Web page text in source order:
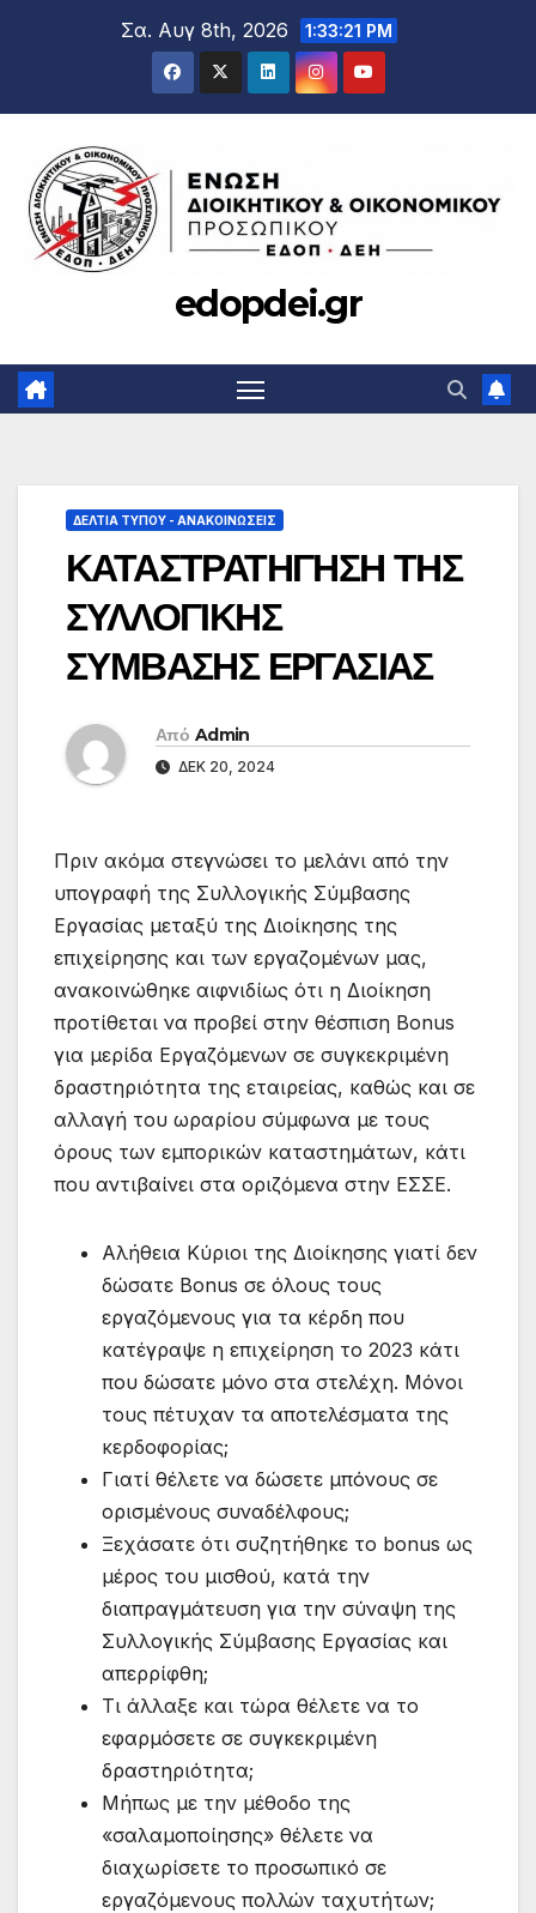
Σα. Αυγ 8th, 2026 1:33:22 PM
edopdei.gr
ΔΕΛΤΊΑ ΤΎΠΟΥ - ΑΝΑΚΟΙΝΏΣΕΙΣ
ΚΑΤΑΣΤΡΑΤΗΓΗΣΗ ΤΗΣ
ΣΥΛΛΟΓΙΚΗΣ
ΣΥΜΒΑΣΗΣ ΕΡΓΑΣΙΑΣ
Από Admin
ΔΕΚ 20, 2024
Πριν ακόμα στεγνώσει το μελάνι από την
υπογραφή της Συλλογικής Σύμβασης
Εργασίας μεταξύ της Διοίκησης της
επιχείρησης και των εργαζομένων μας,
ανακοινώθηκε αιφνιδίως ότι η Διοίκηση
προτίθεται να προβεί στην θέσπιση Bonus
για μερίδα Εργαζόμενων σε συγκεκριμένη
δραστηριότητα της εταιρείας, καθώς και σε
αλλαγή του ωραρίου σύμφωνα με τους
όρους των εμπορικών καταστημάτων, κάτι
που αντιβαίνει στα οριζόμενα στην ΕΣΣΕ.
Αλήθεια Κύριοι της Διοίκησης γιατί δεν
δώσατε Bonus σε όλους τους
εργαζόμενους για τα κέρδη που
κατέγραψε η επιχείρηση το 2023 κάτι
που δώσατε μόνο στα στελέχη. Μόνοι
τους πέτυχαν τα αποτελέσματα της
κερδοφορίας;
Γιατί θέλετε να δώσετε μπόνους σε
ορισμένους συναδέλφους;
Ξεχάσατε ότι συζητήθηκε το bonus ως
μέρος του μισθού, κατά την
διαπραγμάτευση για την σύναψη της
Συλλογικής Σύμβασης Εργασίας και
απερρίφθη;
Τι άλλαξε και τώρα θέλετε να το
εφαρμόσετε σε συγκεκριμένη
δραστηριότητα;
Μήπως με την μέθοδο της
«σαλαμοποίησης» θέλετε να
διαχωρίσετε το προσωπικό σε
εργαζόμενους πολλών ταχυτήτων;